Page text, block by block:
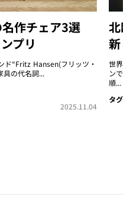
作チェア3選
プリ
ド“Fritz Hansen(フリッツ・
具の代名詞...
2025.11.04
世
ン
順...
タグ